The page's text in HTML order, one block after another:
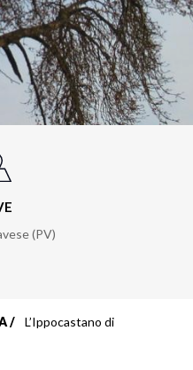
(PV)
L’Ippocastano di